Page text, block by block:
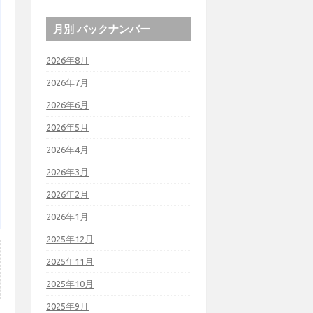
月別 バックナンバー
2026年8月
2026年7月
2026年6月
2026年5月
2026年4月
2026年3月
2026年2月
2026年1月
2025年12月
2025年11月
2025年10月
2025年9月